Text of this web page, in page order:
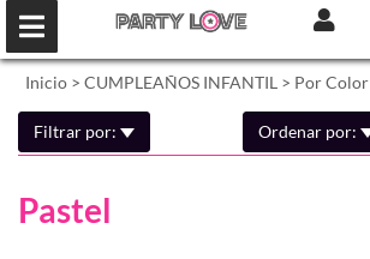
Inicio > CUMPLEAÑOS INFANTIL > Por Color
Filtrar por: Ordenar por:
Pastel